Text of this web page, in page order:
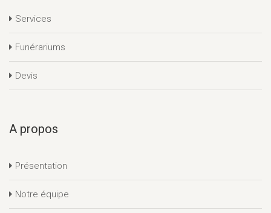
Services
Funérariums
Devis
A propos
Présentation
Notre équipe